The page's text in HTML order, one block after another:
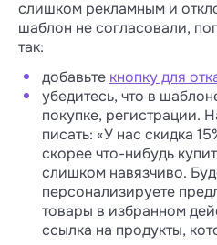
слишком рекламным и
шаблон не согласовали,
так:
добавьте кнопку для
убедитесь, что в
покупке, регистрации.
писать: «У нас скидка
скорее что-нибудь
слишком навязчиво.
персонализируете
товары в избранном
ссылка на продукты,